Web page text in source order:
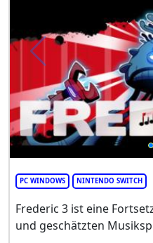
PC WINDOWS NINTENDO SWITCH
Frederic 3 ist eine
und geschätzten